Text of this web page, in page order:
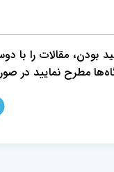
مقالات را با
مطرح نمایید در